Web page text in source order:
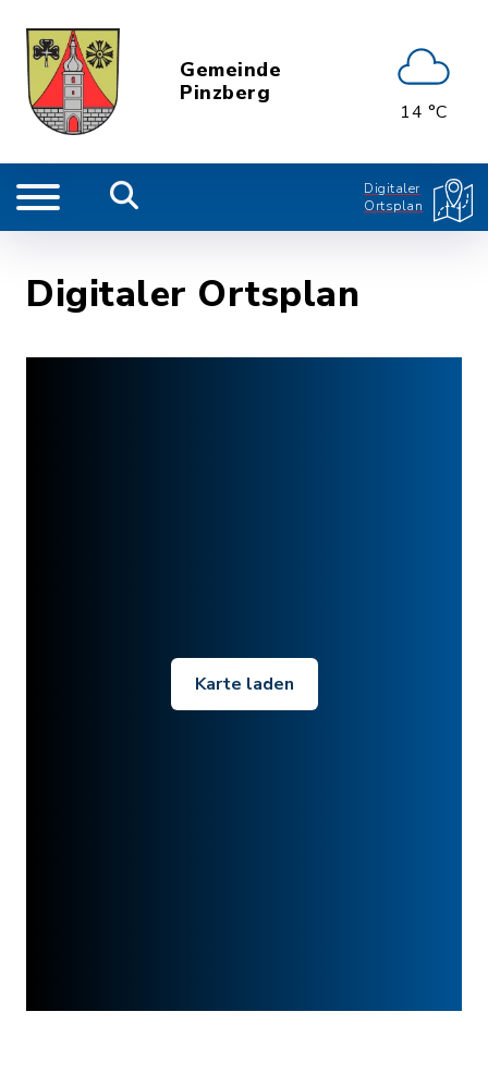
Gemeinde
Pinzberg
14 °C
Digitaler
Ortsplan
Digitaler Ortsplan
Karte laden